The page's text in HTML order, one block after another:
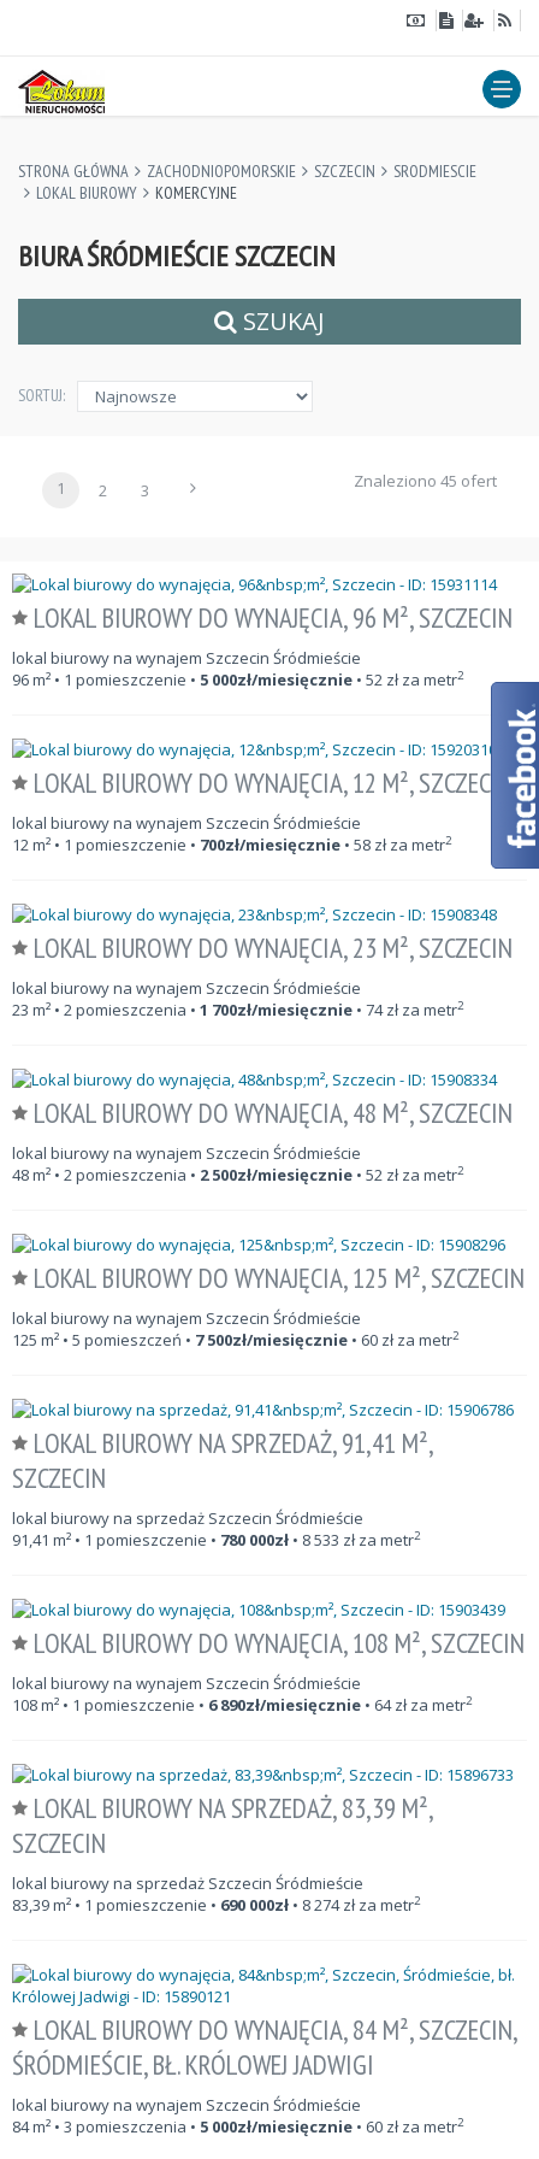
STRONA GŁÓWNA ZACHODNIOPOMORSKIE SZCZECIN
SRODMIESCIE
LOKAL BIUROWY
KOMERCYJNE
BIURA ŚRÓDMIEŚCIE SZCZECIN
SZUKAJ
SORTUJ:
1 2 3 Znaleziono 45 ofert
LOKAL BIUROWY DO WYNAJĘCIA, 96 M², SZCZECIN
lokal biurowy na wynajem Szczecin Śródmieście
96m² • 1 pomieszczenie • 5 000zł/miesięcznie • 52 zł za metr2
LOKAL BIUROWY DO WYNAJĘCIA, 12 M², SZCZECIN
lokal biurowy na wynajem Szczecin Śródmieście
12m² • 1 pomieszczenie • 700zł/miesięcznie • 58 zł za metr2
LOKAL BIUROWY DO WYNAJĘCIA, 23 M², SZCZECIN
lokal biurowy na wynajem Szczecin Śródmieście
23 m² • 2 pomieszczenia • 1 700zł/miesięcznie • 74zł za metr2
LOKAL BIUROWY DO WYNAJĘCIA, 48 M², SZCZECIN
lokal biurowy na wynajem Szczecin Śródmieście
48m² • 2 pomieszczenia • 2 500zł/miesięcznie • 52 zł za metr2
LOKAL BIUROWY DO WYNAJĘCIA, 125 M², SZCZECIN
lokal biurowy na wynajem Szczecin Śródmieście
125 m² • 5 pomieszczeń • 7 500zł/miesięcznie • 60 zł za metr2
LOKAL BIUROWY NA SPRZEDAŻ, 91,41 M²,
SZCZECIN
lokal biurowy na sprzedaż Szczecin Śródmieście
91,41 m² • 1 pomieszczenie • 780 000zł • 8 533 zł za metr2
LOKAL BIUROWY DO WYNAJĘCIA, 108 M², SZCZECIN
lokal biurowy na wynajem Szczecin Śródmieście
108m² • 1 pomieszczenie • 6 890zł/miesięcznie • 64zł za metr2
LOKAL BIUROWY NA SPRZEDAŻ, 83,39 M²,
SZCZECIN
lokal biurowy na sprzedaż Szczecin Śródmieście
83,39m² • 1 pomieszczenie • 690 000zł • 8 274zł za metr2
LOKAL BIUROWY DO WYNAJĘCIA, 84 M², SZCZECIN,
ŚRÓDMIEŚCIE, BŁ. KRÓLOWEJ JADWIGI
lokal biurowy na wynajem Szczecin Śródmieście
84m² • 3 pomieszczenia • 5 000zł/miesięcznie • 60 zł za metr2